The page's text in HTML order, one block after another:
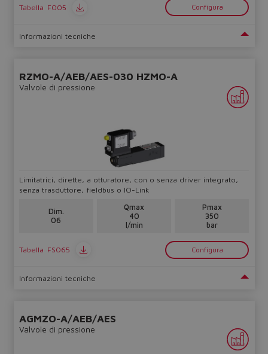
Do you want to leave the
The running selection will be
Yes No
Tabella F005 Configura
Informazioni tecniche
RZMO-A/AEB/AES-030 HZMO-A
Valvole di pressione
Limitatrici, dirette, a otturatore, con o senza driver integrato,
senza trasduttore, fieldbus o IO-Link
Dim.
06
Qmax
40
l/min
Pmax
350
bar
Tabella FS065 Configura
Informazioni tecniche
AGMZO-A/AEB/AES
Valvole di pressione